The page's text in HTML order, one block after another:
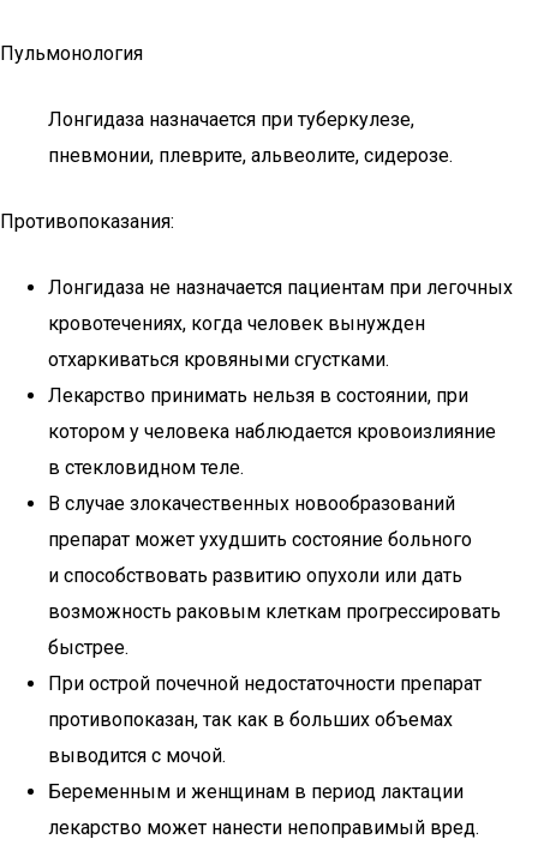
Пульмонология
Лонгидаза назначается при туберкулезе,
пневмонии, плеврите, альвеолите, сидерозе.
Противопоказания:
Лонгидаза не назначается пациентам при легочных
кровотечениях, когда человек вынужден
отхаркиваться кровяными сгустками.
Лекарство принимать нельзя в состоянии, при
котором у человека наблюдается кровоизлияние
в стекловидном теле.
В случае злокачественных новообразований
препарат может ухудшить состояние больного
и способствовать развитию опухоли или дать
возможность раковым клеткам прогрессировать
быстрее.
При острой почечной недостаточности препарат
противопоказан, так как в больших объемах
выводится с мочой.
Беременным и женщинам в период лактации
лекарство может нанести непоправимый вред.